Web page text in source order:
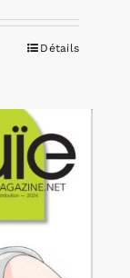
Détails